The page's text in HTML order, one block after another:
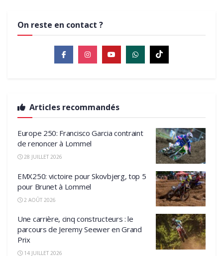
On reste en contact ?
Articles recommandés
Europe 250: Francisco Garcia contraint
de renoncer à Lommel
28 JUILLET 2026
EMX250: victoire pour Skovbjerg, top 5
pour Brunet à Lommel
2 AOÛT 2026
Une carrière, cinq constructeurs : le
parcours de Jeremy Seewer en Grand
Prix
14 JUILLET 2026